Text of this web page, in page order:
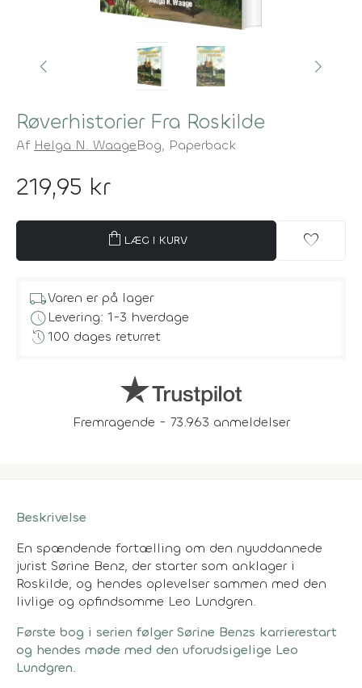
Røverhistorier Fra Roskilde
Af Helga N. WaageBog, Paperback
219,95 kr
shopping_bag LÆG I KURV favorite
local_shippingVaren er på lager
scheduleLevering: 1-3 hverdage
history100 dages returret
Fremragende - 73.963 anmeldelser
Beskrivelse
En spændende fortælling om den nyuddannede
jurist Sørine Benz, der starter som anklager i
Roskilde, og hendes oplevelser sammen med den
livlige og opfindsomme Leo Lundgren.
Første bog i serien følger Sørine Benzs karrierestart
og hendes møde med den uforudsigelige Leo
Lundgren.